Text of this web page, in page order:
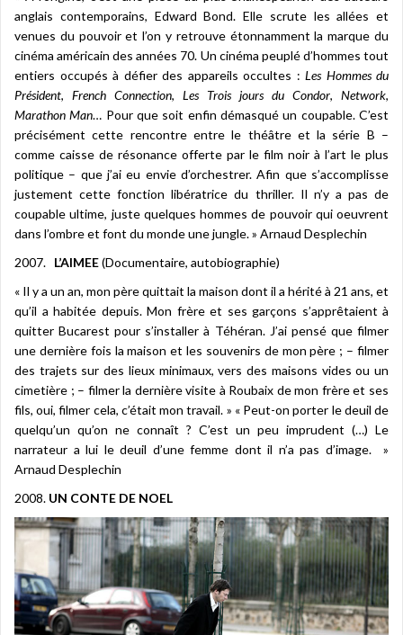
anglais contemporains, Edward Bond. Elle scrute les allées et
venues du pouvoir et l’on y retrouve étonnamment la marque du
cinéma américain des années 70. Un cinéma peuplé d’hommes tout
entiers occupés à défier des appareils occultes : Les Hommes du
Président, French Connection, Les Trois jours du Condor, Network,
Marathon Man… Pour que soit enfin démasqué un coupable. C’est
précisément cette rencontre entre le théâtre et la série B –
comme caisse de résonance offerte par le film noir à l’art le plus
politique – que j’ai eu envie d’orchestrer. Afin que s’accomplisse
justement cette fonction libératrice du thriller. Il n’y a pas de
coupable ultime, juste quelques hommes de pouvoir qui oeuvrent
dans l’ombre et font du monde une jungle. » Arnaud Desplechin
2007. L’AIMEE(Documentaire, autobiographie)
« Il y a un an, mon père quittait la maison dont il a hérité à 21 ans, et
qu’il a habitée depuis. Mon frère et ses garçons s’apprêtaient à
quitter Bucarest pour s’installer à Téhéran. J’ai pensé que filmer
une dernière fois la maison et les souvenirs de mon père ; – filmer
des trajets sur des lieux minimaux, vers des maisons vides ou un
cimetière ; – filmer la dernière visite à Roubaix de mon frère et ses
fils, oui, filmer cela, c’était mon travail. » « Peut-on porter le deuil de
quelqu’un qu’on ne connaît ? C’est un peu imprudent (…) Le
narrateur a lui le deuil d’une femme dont il n’a pas d’image. »
Arnaud Desplechin
2008. UN CONTE DE NOEL